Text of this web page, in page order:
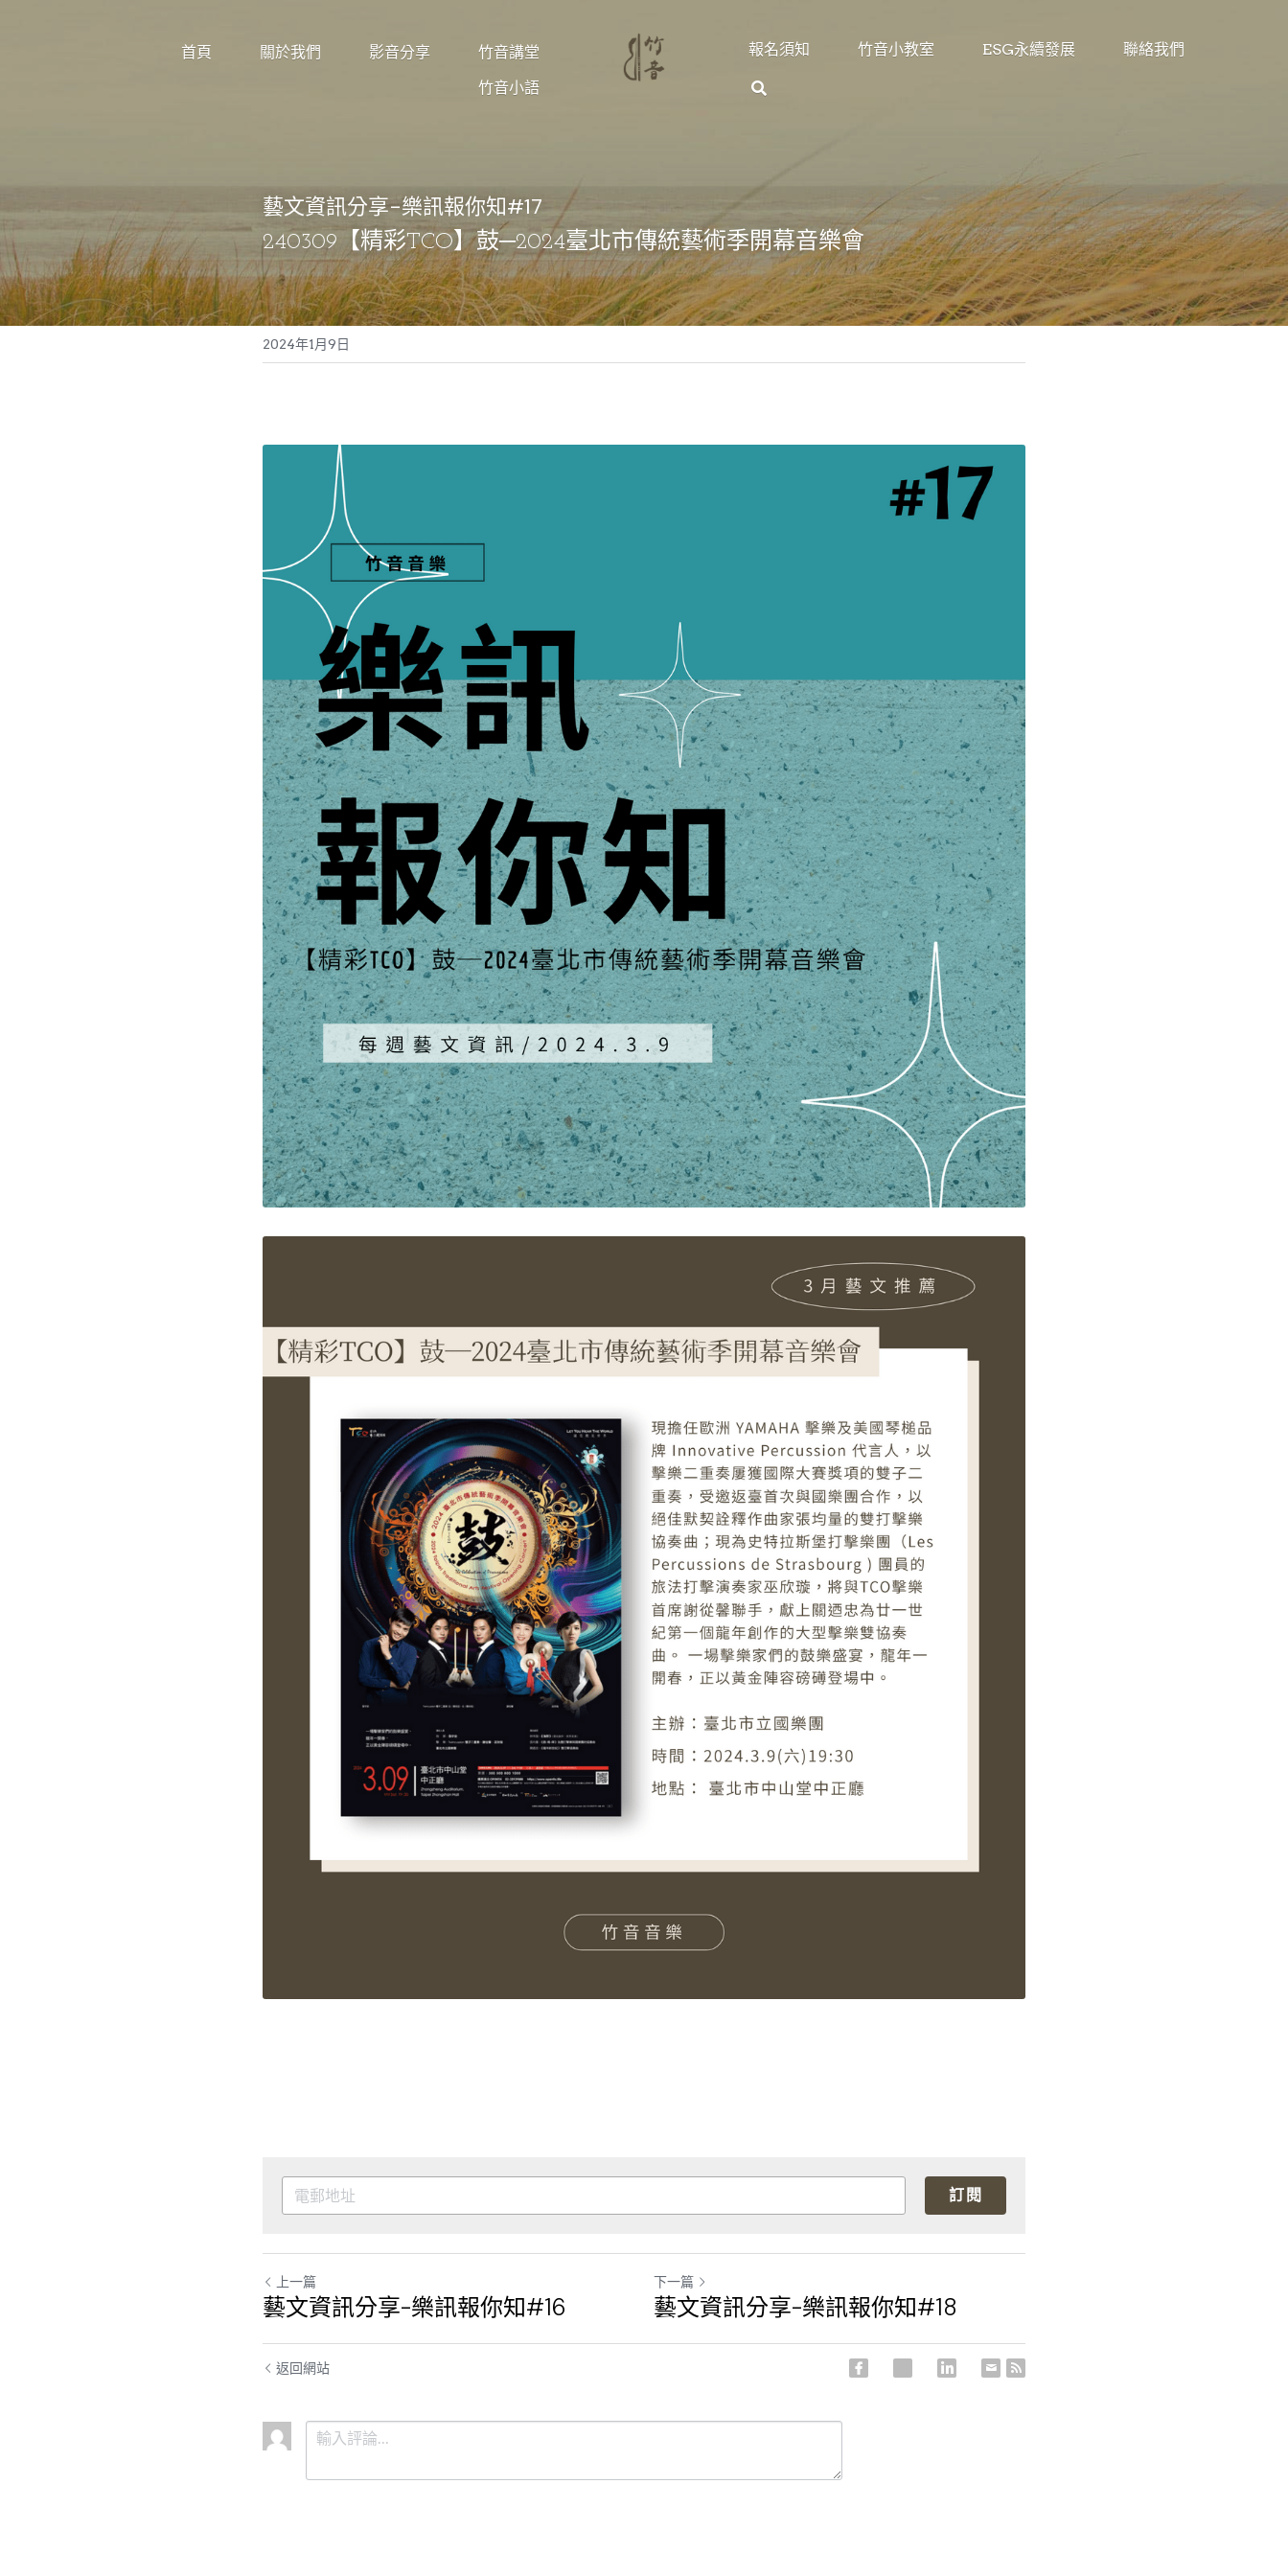
首頁 關於我們 影音分享
竹音講堂
竹音小語
報名須知 竹音小教室 ESG永續發展 聯絡我們
藝文資訊分享-樂訊報你知#17
240309 【精彩TCO】鼓─2024臺北市傳統藝術季開幕音樂會
2024年1月9日
訂閱
上一篇
藝文資訊分享-樂訊報你知#16
下一篇
藝文資訊分享-樂訊報你知#18
返回網站